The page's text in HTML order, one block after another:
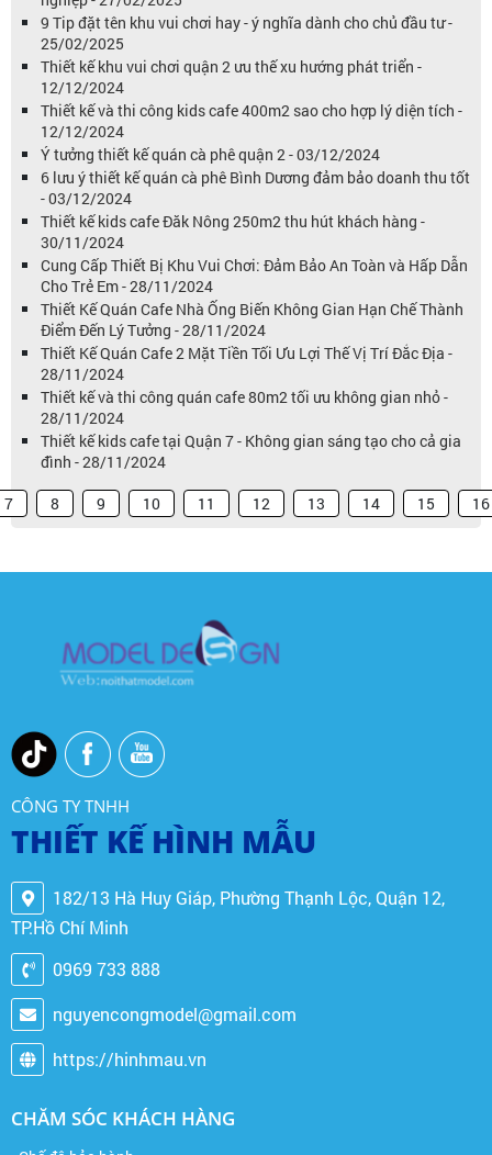
9 Tip đặt tên khu vui chơi hay - ý nghĩa dành cho chủ đầu tư -
25/02/2025
Thiết kế khu vui chơi quận 2 ưu thế xu hướng phát triển -
12/12/2024
Thiết kế và thi công kids cafe 400m2 sao cho hợp lý diện tích -
12/12/2024
Ý tưởng thiết kế quán cà phê quận 2 - 03/12/2024
6 lưu ý thiết kế quán cà phê Bình Dương đảm bảo doanh thu tốt
- 03/12/2024
Thiết kế kids cafe Đăk Nông 250m2 thu hút khách hàng -
30/11/2024
Cung Cấp Thiết Bị Khu Vui Chơi: Đảm Bảo An Toàn và Hấp Dẫn
Cho Trẻ Em - 28/11/2024
Thiết Kế Quán Cafe Nhà Ống Biến Không Gian Hạn Chế Thành
Điểm Đến Lý Tưởng - 28/11/2024
Thiết Kế Quán Cafe 2 Mặt Tiền Tối Ưu Lợi Thế Vị Trí Đắc Địa -
28/11/2024
Thiết kế và thi công quán cafe 80m2 tối ưu không gian nhỏ -
28/11/2024
Thiết kế kids cafe tại Quận 7 - Không gian sáng tạo cho cả gia
đình - 28/11/2024
7 8 9 10 11 12 13 14 15 16
CÔNG TY TNHH
THIẾT KẾ HÌNH MẪU
182/13 Hà Huy Giáp, Phường Thạnh Lộc, Quận 12,
TP.Hồ Chí Minh
0969 733 888
nguyencongmodel@gmail.com
https://hinhmau.vn
CHĂM SÓC KHÁCH HÀNG